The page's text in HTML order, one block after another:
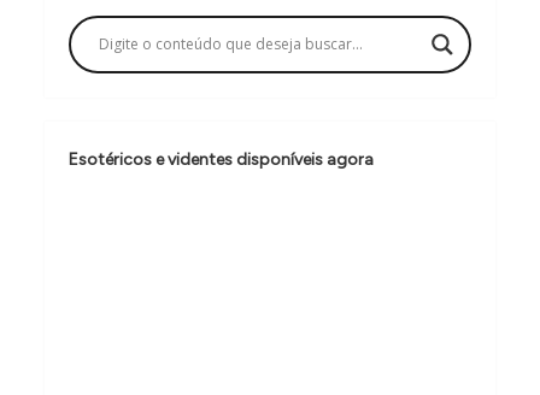
a
ç
o
d
Esotéricos e videntes disponíveis agora